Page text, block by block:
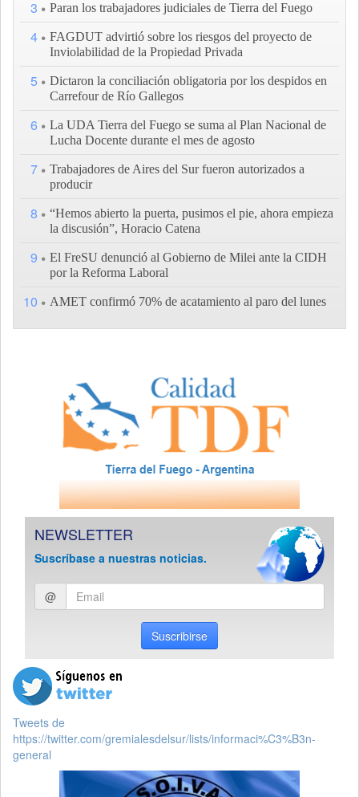
3 Paran los trabajadores judiciales de Tierra del Fuego
4
FAGDUT advirtió sobre los riesgos del proyecto de
Inviolabilidad de la Propiedad Privada
5
Dictaron la conciliación obligatoria por los despidos en
Carrefour de Río Gallegos
6
La UDA Tierra del Fuego se suma al Plan Nacional de
Lucha Docente durante el mes de agosto
7
Trabajadores de Aires del Sur fueron autorizados a
producir
8
“Hemos abierto la puerta, pusimos el pie, ahora empieza
la discusión”, Horacio Catena
9
El FreSU denunció al Gobierno de Milei ante la CIDH
por la Reforma Laboral
10 AMET confirmó 70% de acatamiento al paro del lunes
NEWSLETTER
Suscríbase a nuestras noticias.
Ingresar
email
@
Suscribirse
Tweets de
https://twitter.com/gremialesdelsur/lists/informaci%C3%B3n-
general